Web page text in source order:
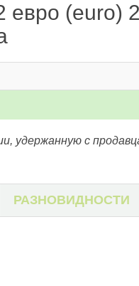
(euro)
удержанную с
РАЗНОВИДНОСТИ